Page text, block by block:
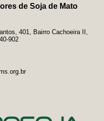
de Soja de Mato
401, Bairro Cachoeira II,
902